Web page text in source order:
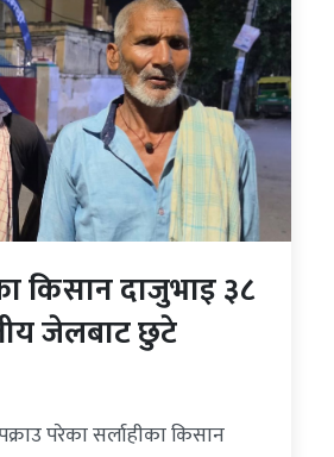
किसान दाजुभाइ ३८
जेलबाट छुटे
परेका सर्लाहीका किसान